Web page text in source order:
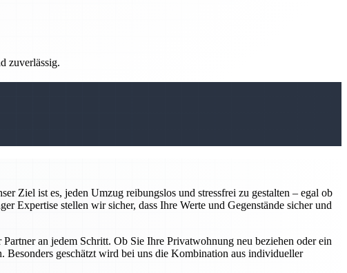
zuverlässig.
Ziel ist es, jeden Umzug reibungslos und stressfrei zu gestalten – egal ob
Expertise stellen wir sicher, dass Ihre Werte und Gegenstände sicher und
an jedem Schritt. Ob Sie Ihre Privatwohnung neu beziehen oder ein
Besonders geschätzt wird bei uns die Kombination aus individueller